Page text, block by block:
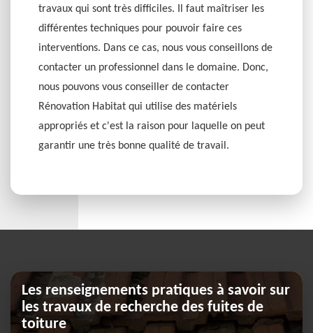
travaux qui sont très difficiles. Il faut maîtriser les
différentes techniques pour pouvoir faire ces
interventions. Dans ce cas, nous vous conseillons de
contacter un professionnel dans le domaine. Donc,
nous pouvons vous conseiller de contacter
Rénovation Habitat qui utilise des matériels
appropriés et c'est la raison pour laquelle on peut
garantir une très bonne qualité de travail.
Les renseignements pratiques à savoir sur
les travaux de recherche des fuites de
toiture